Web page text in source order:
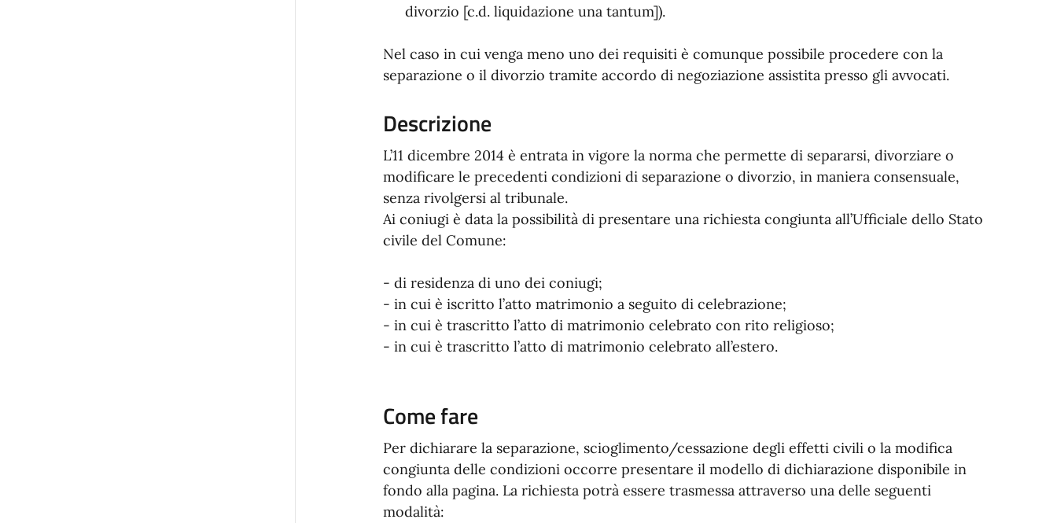
divorzio [c.d. liquidazione una tantum]).
Nel caso in cui venga meno uno dei requisiti è comunque possibile procedere con la
separazione o il divorzio tramite accordo di negoziazione assistita presso gli avvocati.
Descrizione
L’11 dicembre 2014 è entrata in vigore la norma che permette di separarsi, divorziare o
modificare le precedenti condizioni di separazione o divorzio, in maniera consensuale,
senza rivolgersi al tribunale.
Ai coniugi è data la possibilità di presentare una richiesta congiunta all’Ufficiale dello Stato
civile del Comune:
- di residenza di uno dei coniugi;
- in cui è iscritto l’atto matrimonio a seguito di celebrazione;
- in cui è trascritto l’atto di matrimonio celebrato con rito religioso;
- in cui è trascritto l’atto di matrimonio celebrato all’estero.
Come fare
Per dichiarare la separazione, scioglimento/cessazione degli effetti civili o la modifica
congiunta delle condizioni occorre presentare il modello di dichiarazione disponibile in
fondo alla pagina. La richiesta potrà essere trasmessa attraverso una delle seguenti
modalità: